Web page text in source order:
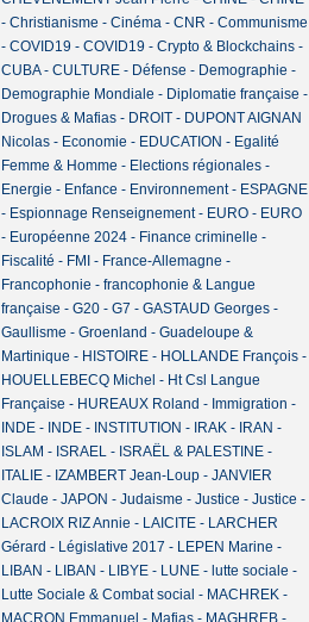
- Christianisme - Cinéma- CNR - Communisme
- COVID19 - COVID19 - Crypto & Blockchains-
CUBA- CULTURE- Défense - Demographie -
Demographie Mondiale - Diplomatie française -
Drogues & Mafias- DROIT- DUPONT AIGNAN
Nicolas- Economie - EDUCATION - Egalité
Femme & Homme - Elections régionales-
Energie - Enfance - Environnement- ESPAGNE
- Espionnage Renseignement- EURO- EURO
- Européenne 2024- Finance criminelle -
Fiscalité - FMI - France-Allemagne -
Francophonie - francophonie & Langue
française - G20- G7 - GASTAUD Georges-
Gaullisme - Groenland - Guadeloupe &
Martinique - HISTOIRE- HOLLANDE François-
HOUELLEBECQ Michel - Ht Csl Langue
Française - HUREAUX Roland - Immigration -
INDE- INDE- INSTITUTION - IRAK- IRAN -
ISLAM - ISRAEL- ISRAËL & PALESTINE-
ITALIE- IZAMBERT Jean-Loup- JANVIER
Claude - JAPON - Judaisme - Justice - Justice -
LACROIX RIZ Annie - LAICITE- LARCHER
Gérard - Législative 2017 - LEPEN Marine -
LIBAN - LIBAN - LIBYE- LUNE- lutte sociale -
Lutte Sociale & Combat social - MACHREK-
MACRON Emmanuel - Mafias- MAGHREB-